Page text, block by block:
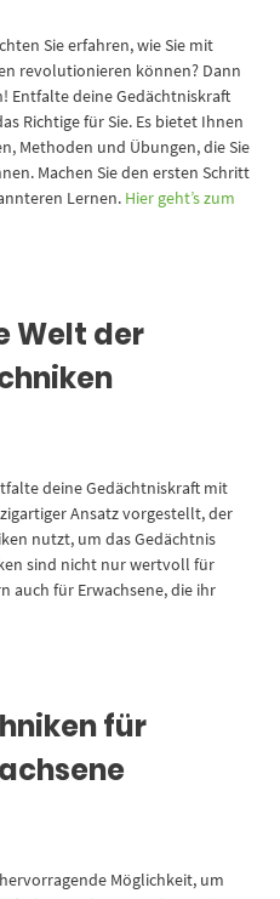
Sie erfahren, wie Sie mit
revolutionieren können? Dann
Entfalte deine Gedächtniskraft
Richtige für Sie. Es bietet Ihnen
Methoden und Übungen, die Sie
Machen Sie den ersten Schritt
Lernen. Hier geht’s zum
Welt der
deine Gedächtniskraft mit
Ansatz vorgestellt, der
nutzt, um das Gedächtnis
sind nicht nur wertvoll für
auch für Erwachsene, die ihr
für
Möglichkeit, um